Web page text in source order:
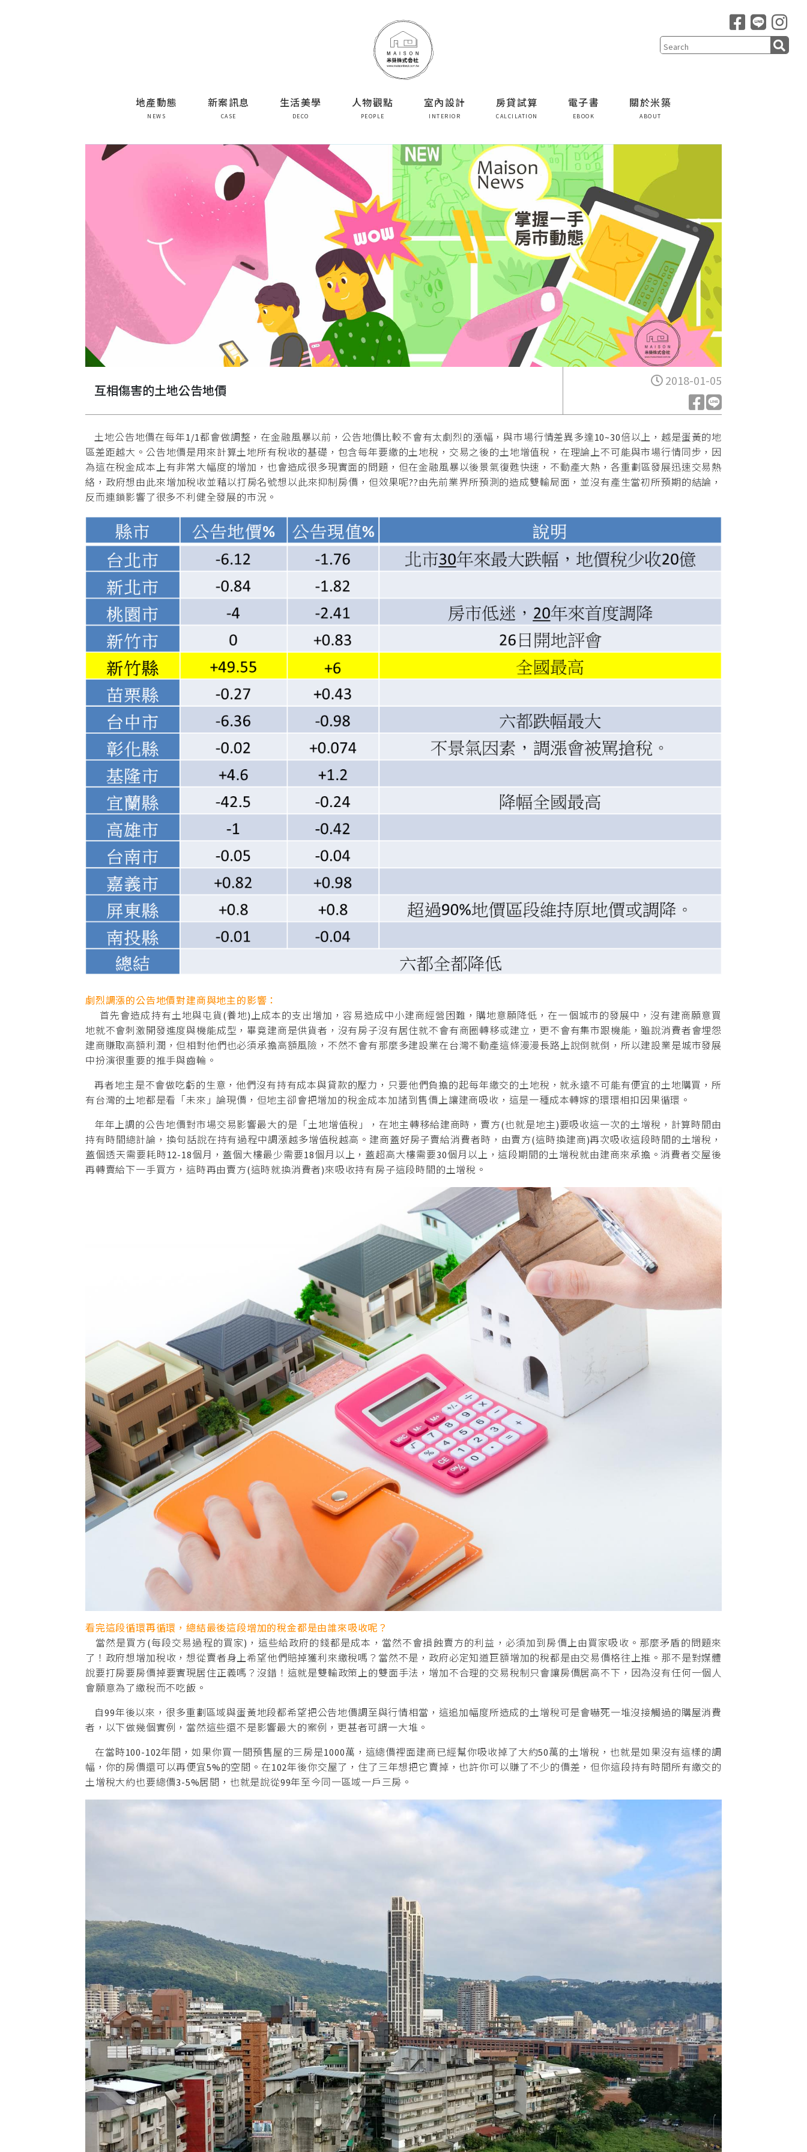
地產動態
NEWS
新案訊息
CASE
生活美學
DECO
人物觀點
PEOPLE
室內設計
INTERIOR
房貸試算
CALCILATION
電子書
EBOOK
關於米築
ABOUT
互相傷害的土地公告地價
2018-01-05
土地公告地價在每年1/1都會做調整，在金融風暴以前，公告地價比較不會有太劇烈的漲幅，與市場行情差異多達10~30倍以上，越是蛋黃的地
區差距越大。公告地價是用來計算土地所有稅收的基礎，包含每年要繳的土地稅，交易之後的土地增值稅，在理論上不可能與市場行情同步，因
為這在稅金成本上有非常大幅度的增加，也會造成很多現實面的問題，但在金融風暴以後景氣復甦快速，不動產大熱，各重劃區發展迅速交易熱
絡，政府想由此來增加稅收並藉以打房名號想以此來抑制房價，但效果呢??由先前業界所預測的造成雙輸局面，並沒有產生當初所預期的結論，
反而連鎖影響了很多不利健全發展的市況。
劇烈調漲的公告地價對建商與地主的影響：
首先會造成持有土地與屯貨(養地)上成本的支出增加，容易造成中小建商經營困難，購地意願降低，在一個城市的發展中，沒有建商願意買
地就不會刺激開發進度與機能成型，畢竟建商是供貨者，沒有房子沒有居住就不會有商圈轉移或建立，更不會有集市跟機能，雖說消費者會埋怨
建商賺取高額利潤，但相對他們也必須承擔高額風險，不然不會有那麼多建設業在台灣不動產這條漫漫長路上說倒就倒，所以建設業是城市發展
中扮演很重要的推手與齒輪。
再者地主是不會做吃虧的生意，他們沒有持有成本與貸款的壓力，只要他們負擔的起每年繳交的土地稅，就永遠不可能有便宜的土地購買，所
有台灣的土地都是看「未來」論現價，但地主卻會把增加的稅金成本加諸到售價上讓建商吸收，這是一種成本轉嫁的環環相扣因果循環。
年年上調的公告地價對市場交易影響最大的是「土地增值稅」，在地主轉移給建商時，賣方(也就是地主)要吸收這一次的土增稅，計算時間由
持有時間總計論，換句話說在持有過程中調漲越多增值稅越高。建商蓋好房子賣給消費者時，由賣方(這時換建商)再次吸收這段時間的土增稅，
蓋個透天需要耗時12-18個月，蓋個大樓最少需要18個月以上，蓋超高大樓需要30個月以上，這段期間的土增稅就由建商來承擔。消費者交屋後
再轉賣給下一手買方，這時再由賣方(這時就換消費者)來吸收持有房子這段時間的土增稅。
看完這段循環再循環，總結最後這段增加的稅金都是由誰來吸收呢？
當然是買方(每段交易過程的買家)，這些給政府的錢都是成本，當然不會損蝕賣方的利益，必須加到房價上由買家吸收。那麼矛盾的問題來
了！政府想增加稅收，想從賣者身上希望他們賠掉獲利來繳稅嗎？當然不是，政府必定知道巨額增加的稅都是由交易價格往上推。那不是對媒體
說要打房要房價掉要實現居住正義嗎？沒錯！這就是雙輸政策上的雙面手法，增加不合理的交易稅制只會讓房價居高不下，因為沒有任何一個人
會願意為了繳稅而不吃飯。
自99年後以來，很多重劃區域與蛋黃地段都希望把公告地價調至與行情相當，這追加幅度所造成的土增稅可是會嚇死一堆沒接觸過的購屋消費
者，以下做幾個實例，當然這些還不是影響最大的案例，更甚者可謂一大堆。
在當時100-102年間，如果你買一間預售屋的三房是1000萬，這總價裡面建商已經幫你吸收掉了大約50萬的土增稅，也就是如果沒有這樣的調
幅，你的房價還可以再便宜5%的空間。在102年後你交屋了，住了三年想把它賣掉，也許你可以賺了不少的價差，但你這段持有時間所有繳交的
土增稅大約也要總價3-5%居間，也就是說從99年至今同一區域一戶三房。